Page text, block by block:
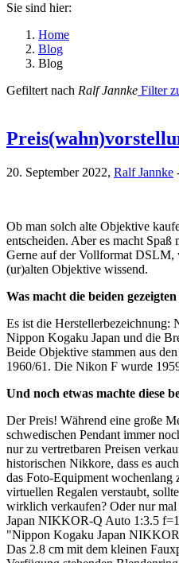
Sie sind hier:
Home
Blog
Blog
Gefiltert nach Ralf Jannke Filter
20. September 2022, Ralf Jannke
Ob man solch alte Objektive
entscheiden. Aber es macht
Gerne auf der Vollformat DSLM,
(ur)alten Objektive wissend.
Was macht die beiden
Es ist die Herstellerbezeichnung:
Nippon Kogaku Japan und die
Beide Objektive stammen aus
1960/61. Die Nikon F wurde
Und noch etwas machte diese
Der Preis! Während eine große
schwedischen Pendant immer
nur zu vertretbaren Preisen
historischen Nikkore, dass es
das Foto-Equipment wochenlang
virtuellen Regalen verstaubt,
wirklich verkaufen? Oder nur
Japan NIKKOR-Q Auto 1:3.5
"Nippon Kogaku Japan
Das 2.8 cm mit dem kleinen